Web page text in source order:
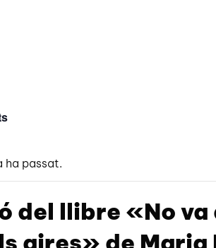
ha passat.
del llibre «No
aires» de Maria